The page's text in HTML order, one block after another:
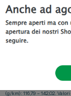
estensione con limite di
Garantito Futuro) 15.087,88
rendiconto periodico
restituzione e/o
addebitato un costo pari a
30.000 km. Offerta valida
Documentazione
www.stellantis-financial-
(g/km): 116,79 – 142,02.